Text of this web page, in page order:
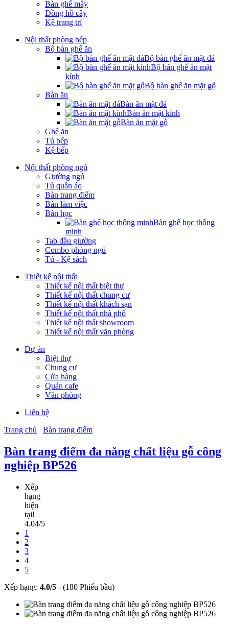
Bàn ghế mây
Đồng hồ cây
Kệ trang trí
Nội thất phòng bếp
Bộ bàn ghế ăn
Bộ bàn ghế ăn mặt đá
Bộ bàn ghế ăn mặt
kính
Bộ bàn ghế ăn mặt gỗ
Bàn ăn
Bàn ăn mặt đá
Bàn ăn mặt kính
Bàn ăn mặt gỗ
Ghế ăn
Tủ bếp
Kệ bếp
Nội thất phòng ngủ
Giường ngủ
Tủ quần áo
Bàn trang điểm
Bàn làm việc
Bàn học
Bàn ghế học thông
minh
Tab đầu giường
Combo phòng ngủ
Tủ - Kệ sách
Thiết kế nội thất
Thiết kế nội thất biệt thự
Thiết kế nội thất chung cư
Thiết kế nội thất khách sạn
Thiết kế nội thất nhà phố
Thiết kế nội thất showroom
Thiết kế nội thất văn phòng
Dự án
Biệt thự
Chung cư
Cửa hàng
Quán cafe
Văn phòng
Liên hệ
Trang chủ
Bàn trang điểm
Bàn trang điểm đa năng chất liệu gỗ công
nghiệp BP526
Xếp
hạng
hiện
tại!
4.04/5
1
2
3
4
5
Xếp hạng: 4.0/5 - (180 Phiếu bầu)